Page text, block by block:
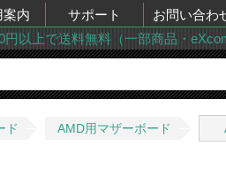
案内 サポート お問い合わ
円以上で送料無料（一部商品・
ド AMD用マザーボード